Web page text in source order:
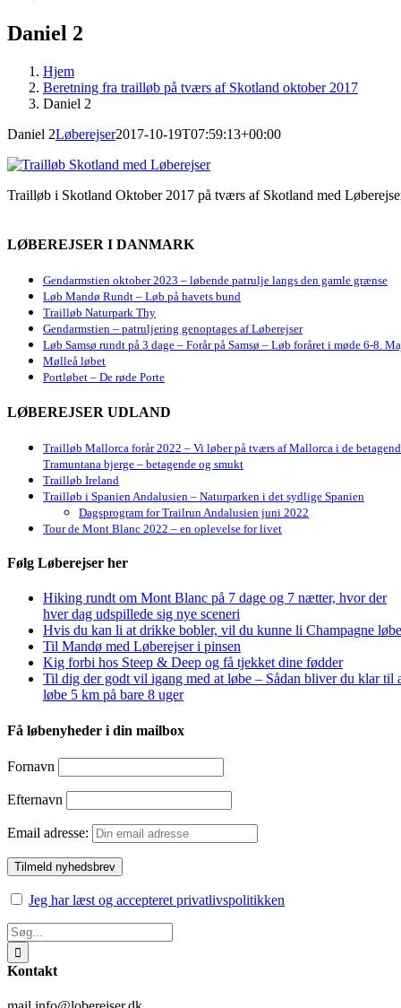
Daniel 2
Hjem
Beretning fra trailløb på tværs af Skotland oktober 2017
Daniel 2
Daniel 2Løberejser2017-10-19T07:59:13+00:00
Trailløb i Skotland Oktober 2017 på tværs af Skotland med
LØBEREJSER I DANMARK
Gendarmstien oktober 2023 – løbende patrulje langs den gamle grænse
Løb Mandø Rundt – Løb på havets bund
Trailløb Naturpark Thy
Gendarmstien – patruljering genoptages af Løberejser
Løb Samsø rundt på 3 dage – Forår på Samsø – Løb foråret i møde 6-8.
Mølleå løbet
Portløbet – De røde Porte
LØBEREJSER UDLAND
Trailløb Mallorca forår 2022 – Vi løber på tværs af Mallorca i de
Tramuntana bjerge – betagende og smukt
Trailløb Ireland
Trailløb i Spanien Andalusien – Naturparken i det sydlige Spanien
Dagsprogram for Trailrun Andalusien juni 2022
Tour de Mont Blanc 2022 – en oplevelse for livet
Følg Løberejser her
Hiking rundt om Mont Blanc på 7 dage og 7 nætter, hvor der
hver dag udspillede sig nye sceneri
Hvis du kan li at drikke bobler, vil du kunne li Champagne
Til Mandø med Løberejser i pinsen
Kig forbi hos Steep & Deep og få tjekket dine fødder
Til dig der godt vil igang med at løbe – Sådan bliver du klar til
løbe 5 km på bare 8 uger
Få løbenyheder i din mailbox
Fornavn
Efternavn
Email adresse:
Jeg har læst og accepteret privatlivspolitikken
Søg
efter:
Kontakt